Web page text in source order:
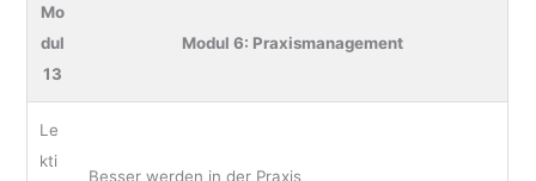
Mo
dul
13
Modul 6: Praxismanagement
Le
kti
Besser werden in der Praxis